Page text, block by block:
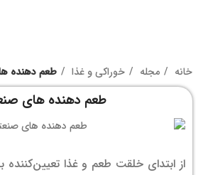
خانه مجله خوراکی و غذا طعم دهنده
طعم دهنده های
از ابتدای خلقت طعم و غذا